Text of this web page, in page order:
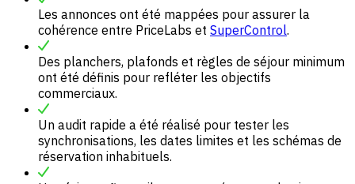
Les annonces ont été mappées pour assurer la
cohérence entre PriceLabs et SuperControl.
Des planchers, plafonds et règles de séjour minimum
ont été définis pour refléter les objectifs
commerciaux.
Un audit rapide a été réalisé pour tester les
synchronisations, les dates limites et les schémas de
réservation inhabituels.